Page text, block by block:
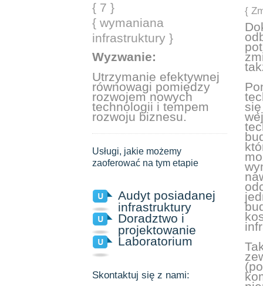
{ 7 }
{ wymaniana
infrastruktury }
Wyzwanie:
Utrzymanie efektywnej
równowagi pomiędzy
rozwojem nowych
technologii i tempem
rozwoju biznesu.
Usługi, jakie możemy
zaoferować na tym etapie
Audyt posiadanej
infrastruktury
Doradztwo i
projektowanie
Laboratorium
Skontaktuj się z nami:
{